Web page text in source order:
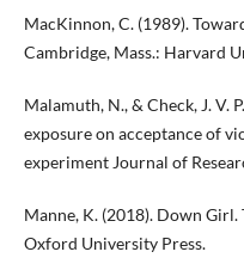
MacKinnon, C. (1989).
Cambridge, Mass.: Harvard
Malamuth, N., & Check, J. V.
exposure on acceptance of
experiment Journal of
Manne, K. (2018). Down
Oxford University Press.